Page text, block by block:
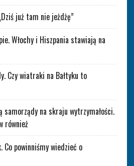
już tam nie jeżdżę”
Włochy i Hiszpania stawiają na
Czy wiatraki na Bałtyku to
samorządy na skraju wytrzymałości.
również
powinniśmy wiedzieć o